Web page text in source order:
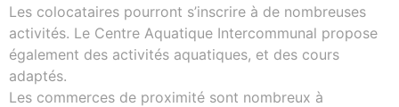
Les colocataires pourront s’inscrire à de nombreuses
activités. Le Centre Aquatique Intercommunal propose
également des activités aquatiques, et des cours
adaptés.
Les commerces de proximité sont nombreux à